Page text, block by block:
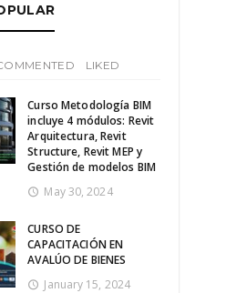
LIKED
Curso Metodología BIM
incluye 4 módulos: Revit
Arquitectura, Revit
Structure, Revit MEP y
Gestión de modelos BIM
May 30, 2024
CURSO DE
CAPACITACIÓN EN
AVALÚO DE BIENES
January 15, 2024